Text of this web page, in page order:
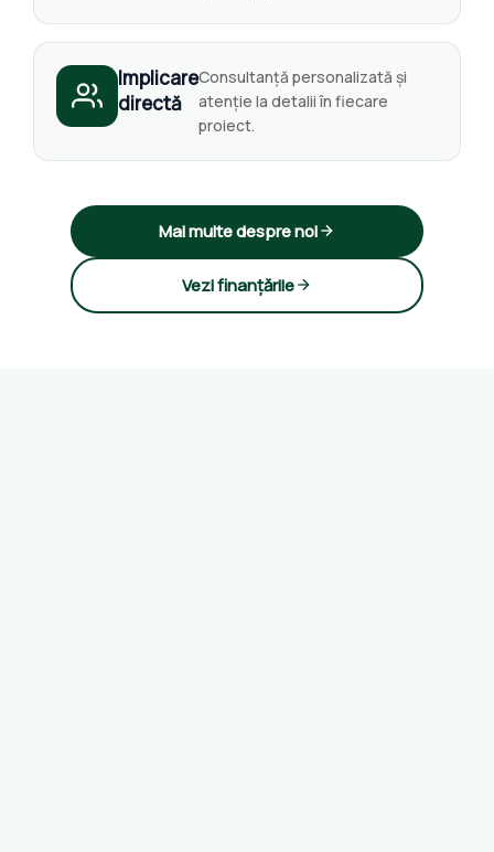
Implicare
directă
Consultanță personalizată și
atenție la detalii în fiecare
proiect.
Mai multe despre noi
Vezi finanțările